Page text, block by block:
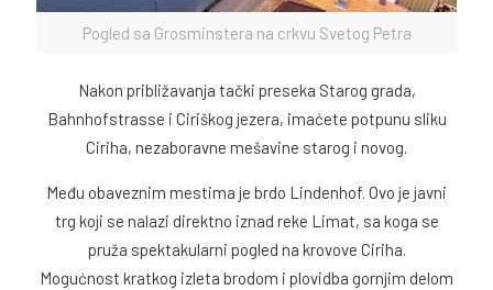
Pogled sa Grosminstera na crkvu Svetog Petra
Nakon približavanja tački preseka Starog grada,
Bahnhofstrasse i Ciriškog jezera, imaćete potpunu sliku
Ciriha, nezaboravne mešavine starog i novog.
Među obaveznim mestima je brdo Lindenhof. Ovo je javni
trg koji se nalazi direktno iznad reke Limat, sa koga se
pruža spektakularni pogled na krovove Ciriha.
Mogućnost kratkog izleta brodom i plovidba gornjim delom